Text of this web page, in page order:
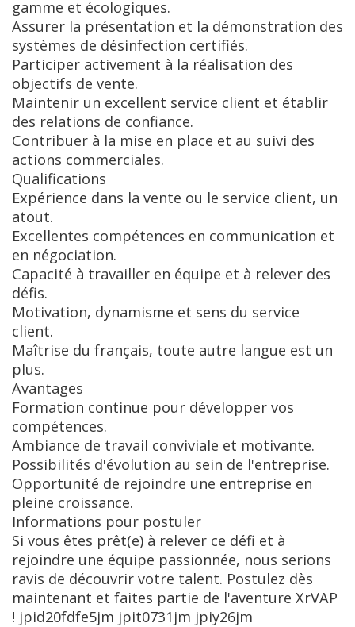
gamme et écologiques.
Assurer la présentation et la démonstration des
systèmes de désinfection certifiés.
Participer activement à la réalisation des
objectifs de vente.
Maintenir un excellent service client et établir
des relations de confiance.
Contribuer à la mise en place et au suivi des
actions commerciales.
Qualifications
Expérience dans la vente ou le service client, un
atout.
Excellentes compétences en communication et
en négociation.
Capacité à travailler en équipe et à relever des
défis.
Motivation, dynamisme et sens du service
client.
Maîtrise du français, toute autre langue est un
plus.
Avantages
Formation continue pour développer vos
compétences.
Ambiance de travail conviviale et motivante.
Possibilités d'évolution au sein de l'entreprise.
Opportunité de rejoindre une entreprise en
pleine croissance.
Informations pour postuler
Si vous êtes prêt(e) à relever ce défi et à
rejoindre une équipe passionnée, nous serions
ravis de découvrir votre talent. Postulez dès
maintenant et faites partie de l'aventure XrVAP
! jpid20fdfe5jm jpit0731jm jpiy26jm